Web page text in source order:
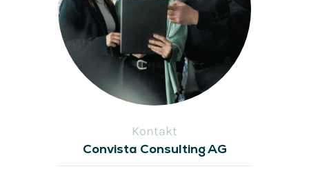
Kontakt
Convista Consulting AG